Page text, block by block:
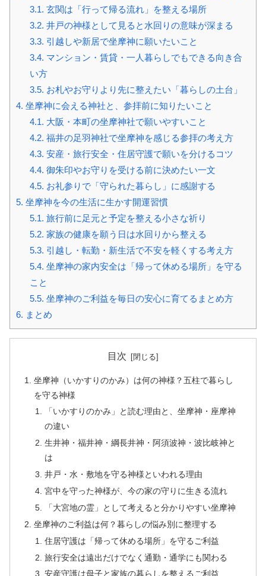
3.1. 玄関は「行って帰る流れ」を整える場所
3.2. 井戸の神様として見ると水回りの意味が深まる
3.3. 引越しや新居で坐摩神に願いたいこと
3.4. マンション・賃貸・一人暮らしでもできる向き合
い方
3.5. お札やお守りより先に整えたい「暮らしの土台」
4. 坐摩神に会える神社と、参拝前に知りたいこと
4.1. 大阪・本町の坐摩神社で願いやすいこと
4.2. 福井の足羽神社で坐摩神を感じる参拝の考え方
4.3. 安産・旅行安全・住居守護で願いを分けるコツ
4.4. 御朱印やお守りを受ける前に決めたい一文
4.5. お礼参りで「守られた暮らし」に感謝する
5. 坐摩神を今の生活に生かす開運習慣
5.1. 旅行前に足元と予定を整える小さな祈り
5.2. 家族の健康を願う日は水回りから整える
5.3. 引越し・転勤・新生活で不安を軽くする考え方
5.4. 坐摩神の家内安全は「帰って休める場所」を守る
こと
5.5. 坐摩神のご利益を毎日の安心に育てるまとめ方
6. まとめ
目次
坐摩神（いかすりのかみ）は何の神様？五柱で暮らし
を守る神様
「いかすりのかみ」と読む理由と、坐摩神・座摩神
の違い
生井神・福井神・綱長井神・阿須波神・波比岐神と
は
井戸・水・敷地を守る神様といわれる理由
宮中を守った神様が、今の家の守りに生きる流れ
「大宮地の霊」として考えると分かりやすい坐摩神
坐摩神のご利益は何？暮らしの悩み別に整理する
住居守護は「帰って休める場所」を守るご利益
旅行安全は遠出だけでなく通勤・通学にも関わる
安産守護は母子と家族の暮らしを整えるご利益